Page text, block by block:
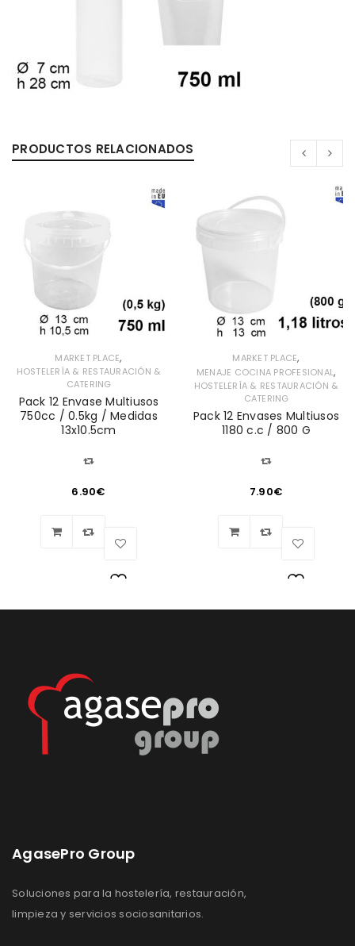
PRODUCTOS RELACIONADOS
MARKET PLACE,
HOSTELERÍA & RESTAURACIÓN &
CATERING
Pack 12 Envase Multiusos
750cc / 0.5kg / Medidas
13x10.5cm
6.90€
Lista
MARKET PLACE,
MENAJE COCINA PROFESIONAL,
HOSTELERÍA & RESTAURACIÓN &
CATERING
Pack 12 Envases Multiusos
1180 c.c / 800 G
7.90€
Lista
AgasePro Group
Soluciones para la hostelería, restauración,
limpieza y servicios sociosanitarios.